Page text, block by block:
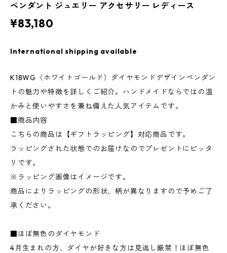
ペンダント ジュエリー アクセサリー レディース
¥83,180
International shipping available
K18WG（ホワイトゴールド）ダイヤモンドデザインペンダン
トの魅力や特徴を詳しくご紹介。ハンドメイドならではの温
かみと使いやすさを兼ね備えた人気アイテムです。
■商品内容
こちらの商品は【ギフトラッピング】対応商品です。
ラッピングされた状態でのお届けなのでプレゼントにピッタ
リです。
※ラッピング画像はイメージです。
商品によりラッピングの形状、柄が異なりますので予めご了
承ください。
■ほぼ無色のダイヤモンド
4月生まれの方、ダイヤが好きな方は見逃し厳禁！ほぼ無色